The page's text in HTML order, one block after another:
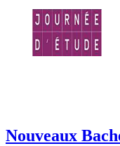
Nouveaux